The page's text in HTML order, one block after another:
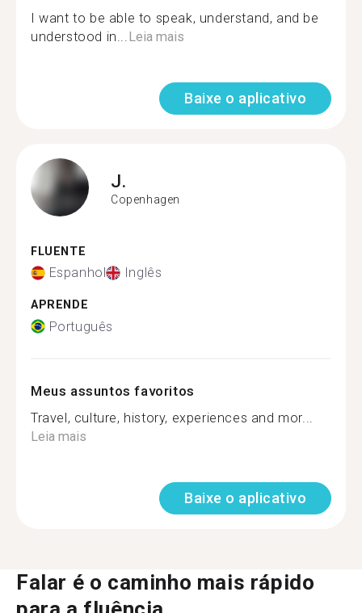
I want to be able to speak, understand, and be
understood in... Leia mais
Baixe o aplicativo
J.
Copenhagen
FLUENTE
Espanhol Inglês
APRENDE
Português
Meus assuntos favoritos
Travel, culture, history, experiences and mor...
Leia mais
Baixe o aplicativo
Falar é o caminho mais rápido